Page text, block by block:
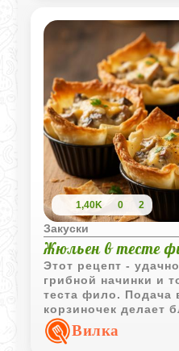
1,40K 0 2
Закуски
Жюльен в тесте
Этот рецепт -
грибной начинки и
теста фило.
корзиночек делает
аппетитным, но и
жюльены отлично
Вилка